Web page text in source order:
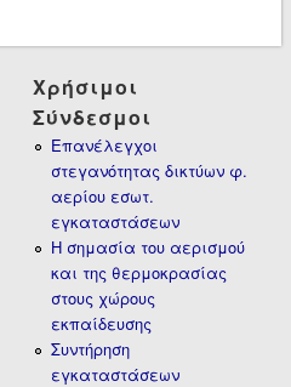
Χρήσιμοι
Σύνδεσμοι
Επανέλεγχοι
στεγανότητας δικτύων φ.
αερίου εσωτ.
εγκαταστάσεων
Η σημασία του αερισμού
και της θερμοκρασίας
στους χώρους
εκπαίδευσης
Συντήρηση
εγκαταστάσεων